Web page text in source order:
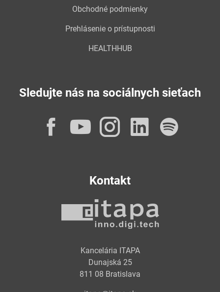
Obchodné podmienky
Prehlásenie o prístupnosti
HEALTHHUB
Sledujte nás na sociálnych sieťach
Facebook
YouTube
Instagram
Kontakt
Kancelária ITAPA
Dunajská 25
811 08 Bratislava